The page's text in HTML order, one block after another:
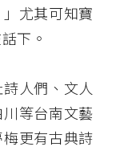
尤其可知寶
下。
人們、文人
等台南文藝
更有古典詩